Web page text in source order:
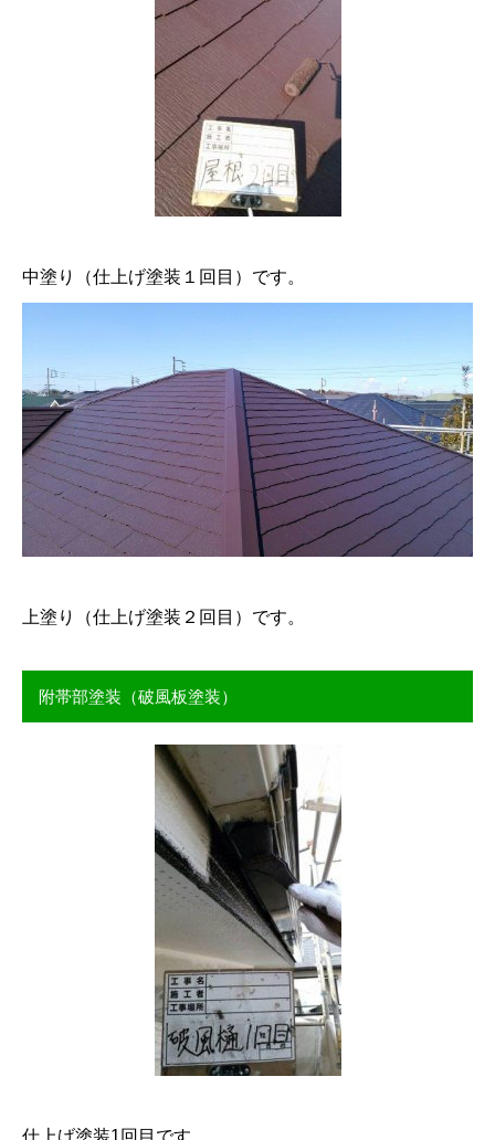
中塗り（仕上げ塗装１回目）です。
上塗り（仕上げ塗装２回目）です。
附帯部塗装（破風板塗装）
仕上げ塗装1回目です。